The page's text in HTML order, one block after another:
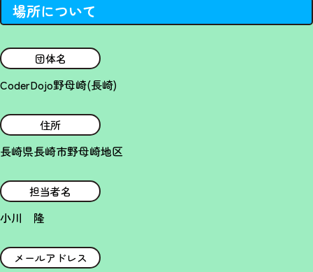
場所について
団体名
CoderDojo野母崎(長崎)
住所
長崎県長崎市野母崎地区
担当者名
小川 隆
メールアドレス